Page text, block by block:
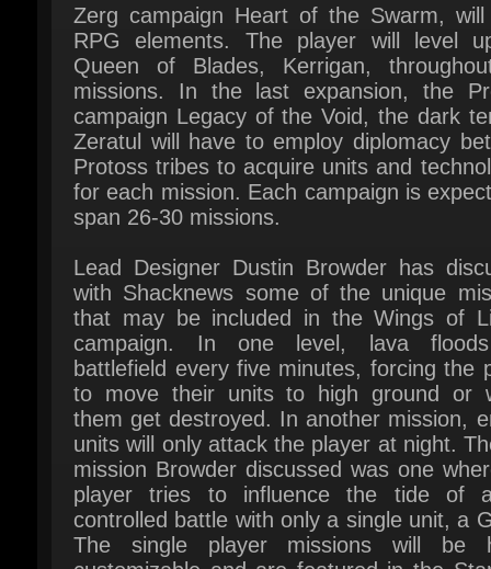
missions. In the last expansion, the
campaign Legacy of the Void, the dark
Zeratul will have to employ diplomacy
Protoss tribes to acquire units and
for each mission. Each campaign is
span 26-30 missions.
Lead Designer Dustin Browder has
with Shacknews some of the unique
that may be included in the Wings of
campaign. In one level, lava
battlefield every five minutes, forcing the
to move their units to high ground or
them get destroyed. In another mission,
units will only attack the player at night.
mission Browder discussed was one
player tries to influence the tide of
controlled battle with only a single unit, a
The single player missions will be
customizable and are featured in the
II Community Zone. Between missions,
can choose units, buildings and
are not available in the multiplayer